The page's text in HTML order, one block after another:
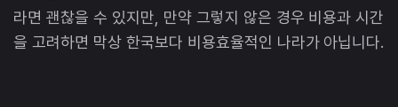
라면 괜찮을 수 있지만, 만약 그렇지 않은 경우 비용과 시간
을 고려하면 막상 한국보다 비용효율적인 나라가 아닙니다.